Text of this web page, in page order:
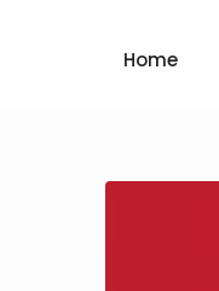
Home